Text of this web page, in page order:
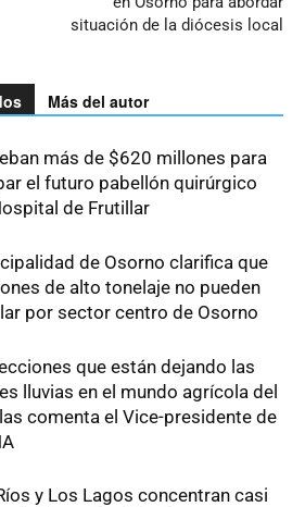
situación de la diócesis local
Más del autor
más de $620 millones para
el futuro pabellón quirúrgico
de Frutillar
de Osorno clarifica que
de alto tonelaje no pueden
por sector centro de Osorno
que están dejando las
lluvias en el mundo agrícola del
comenta el Vice-presidente de
y Los Lagos concentran casi